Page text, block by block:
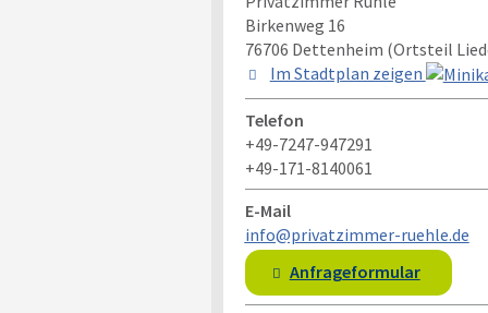
Birkenweg 16
76706 Dettenheim (Ortsteil
Im Stadtplan zeigen
Telefon
+49-7247-947291
+49-171-8140061
E-Mail
info@privatzimmer-ruehle.de
Anfrageformular